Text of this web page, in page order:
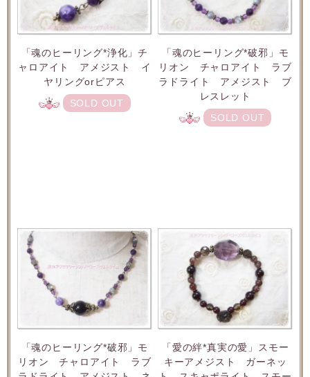
「魂のヒーリング*浄化」チ
ャロアイト アメジスト イ
ヤリングorピアス
SOLD OUT
「魂のヒーリング*破邪」モ
リオン チャロアイト ラブ
ラドライト アメジスト ブ
レスレット
SOLD OUT
「魂のヒーリング*破邪」モ
リオン チャロアイト ラブ
「愛の絆*真実の愛」スモー
キーアメジスト ガーネッ